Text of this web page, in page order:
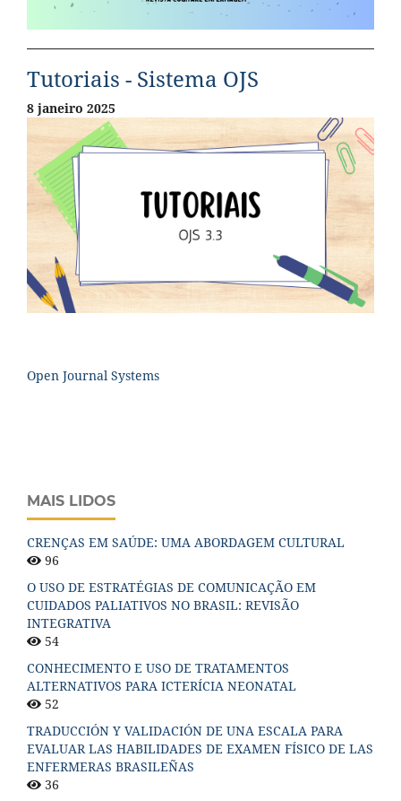
Tutoriais - Sistema OJS
8 janeiro 2025
Open Journal Systems
MAIS LIDOS
CRENÇAS EM SAÚDE: UMA ABORDAGEM CULTURAL
96
O USO DE ESTRATÉGIAS DE COMUNICAÇÃO EM
CUIDADOS PALIATIVOS NO BRASIL: REVISÃO
INTEGRATIVA
54
CONHECIMENTO E USO DE TRATAMENTOS
ALTERNATIVOS PARA ICTERÍCIA NEONATAL
52
TRADUCCIÓN Y VALIDACIÓN DE UNA ESCALA PARA
EVALUAR LAS HABILIDADES DE EXAMEN FÍSICO DE LAS
ENFERMERAS BRASILEÑAS
36